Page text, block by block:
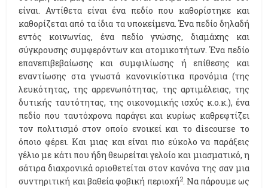
είναι. Αντίθετα είναι ένα πεδίο που καθορίστηκε και
καθορίζεται από τα ίδια τα υποκείμενα. Ένα πεδίο δηλαδή
εντός κοινωνίας, ένα πεδίο γνώσης, διαμάχης και
σύγκρουσης συμφερόντων και ατομικοτήτων. Ένα πεδίο
επανεπιβεβαίωσης και συμφιλίωσης ή επίθεσης και
εναντίωσης στα γνωστά κανονικίστικα προνόμια (της
λευκότητας, της αρρενωπότητας, της αρτιμέλειας, της
δυτικής ταυτότητας, της οικονομικής ισχύς κ.ο.κ.), ένα
πεδίο που ταυτόχρονα παράγει και κυρίως καθρεφτίζει
τον πολιτισμό στον οποίο ενοικεί και το discourse το
όποιο φέρει. Και μιας και είναι πιο εύκολο να παράξεις
γέλιο με κάτι που ήδη θεωρείται γελοίο και μιασματικό, η
σάτιρα διαχρονικά οριοθετείται στον κανόνα της σαν μια
συντηριτική και βαθεία φοβική περιοχή2. Να πάρουμε ως